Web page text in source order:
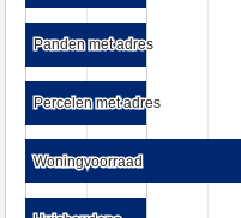
Panden met adres
Panden met adres
Percelen met adres
Percelen met adres
Woningvoorraad
Woningvoorraad